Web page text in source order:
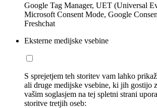
Google Tag Manager, UET (Universal
Microsoft Consent Mode, Google
Freshchat
Eksterne medijske vsebine
S sprejetjem teh storitev vam lahko
ali druge medijske vsebine, ki jih gostijo
vašim soglasjem na tej spletni strani
storitve tretjih oseb: